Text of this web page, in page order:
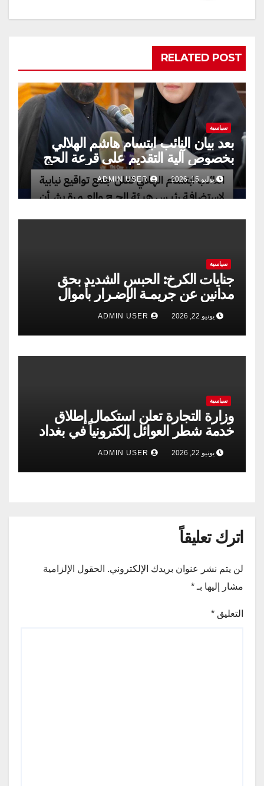
RELATED POST
سياسية
بعد بيان النائب ابتسام هاشم الهلالي
بخصوص آلية التقديم على قرعة الحج
يوليو 15, 2026 ADMIN USER
سياسية
جنايات الكرخ: الحبس الشديد بحق
مدانين عن جريمـة الإضـرار بأموال
الشركة العامة لتجارة الحبوب
يونيو 22, 2026
سياسية
وزارة التجارة تعلن استكمال إطلاق
خدمة شطر العوائل إلكترونياً في بغداد
وجميع المحافظات
يونيو 22, 2026
اترك تعليقاً
لن يتم نشر عنوان بريدك الإلكتروني. الحقول الإلزامية
مشار إليها بـ*
التعليق *